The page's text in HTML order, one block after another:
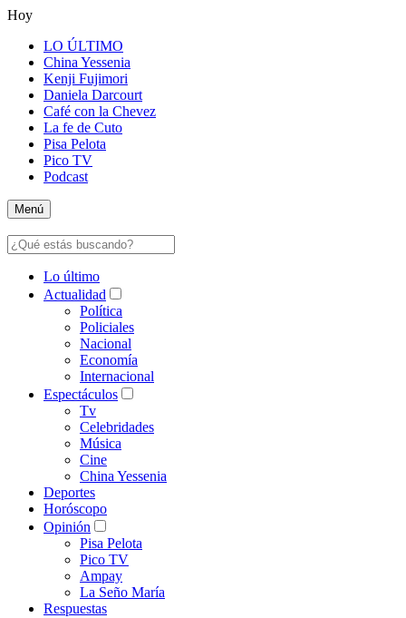
Hoy
LO ÚLTIMO
China Yessenia
Kenji Fujimori
Daniela Darcourt
Café con la Chevez
La fe de Cuto
Pisa Pelota
Pico TV
Podcast
Menú
Lo último
Actualidad
Política
Policiales
Nacional
Economía
Internacional
Espectáculos
Tv
Celebridades
Música
Cine
China Yessenia
Deportes
Horóscopo
Opinión
Pisa Pelota
Pico TV
Ampay
La Seño María
Respuestas